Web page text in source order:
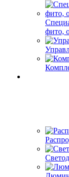
фито,